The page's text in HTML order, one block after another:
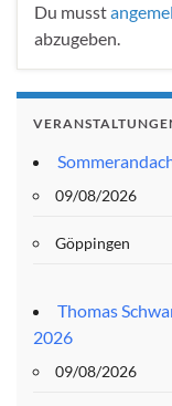
Du musst
abzugeben.
09/08/2026
Göppingen
Thomas
2026
09/08/2026